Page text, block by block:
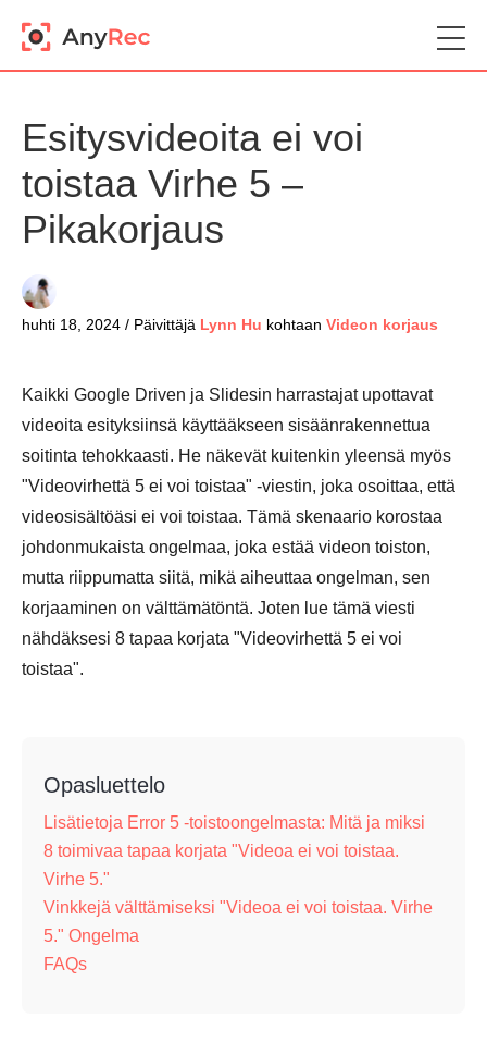
Esitysvideoita ei voi
toistaa Virhe 5 –
Pikakorjaus
huhti 18, 2024 / Päivittäjä Lynn Hu kohtaan Videon korjaus
Kaikki Google Driven ja Slidesin harrastajat upottavat
videoita esityksiinsä käyttääkseen sisäänrakennettua
soitinta tehokkaasti. He näkevät kuitenkin yleensä myös
"Videovirhettä 5 ei voi toistaa" -viestin, joka osoittaa, että
videosisältöäsi ei voi toistaa. Tämä skenaario korostaa
johdonmukaista ongelmaa, joka estää videon toiston,
mutta riippumatta siitä, mikä aiheuttaa ongelman, sen
korjaaminen on välttämätöntä. Joten lue tämä viesti
nähdäksesi 8 tapaa korjata "Videovirhettä 5 ei voi
toistaa".
Opasluettelo
Lisätietoja Error 5 -toistoongelmasta: Mitä ja miksi
8 toimivaa tapaa korjata "Videoa ei voi toistaa.
Virhe 5."
Vinkkejä välttämiseksi "Videoa ei voi toistaa. Virhe
5." Ongelma
FAQs